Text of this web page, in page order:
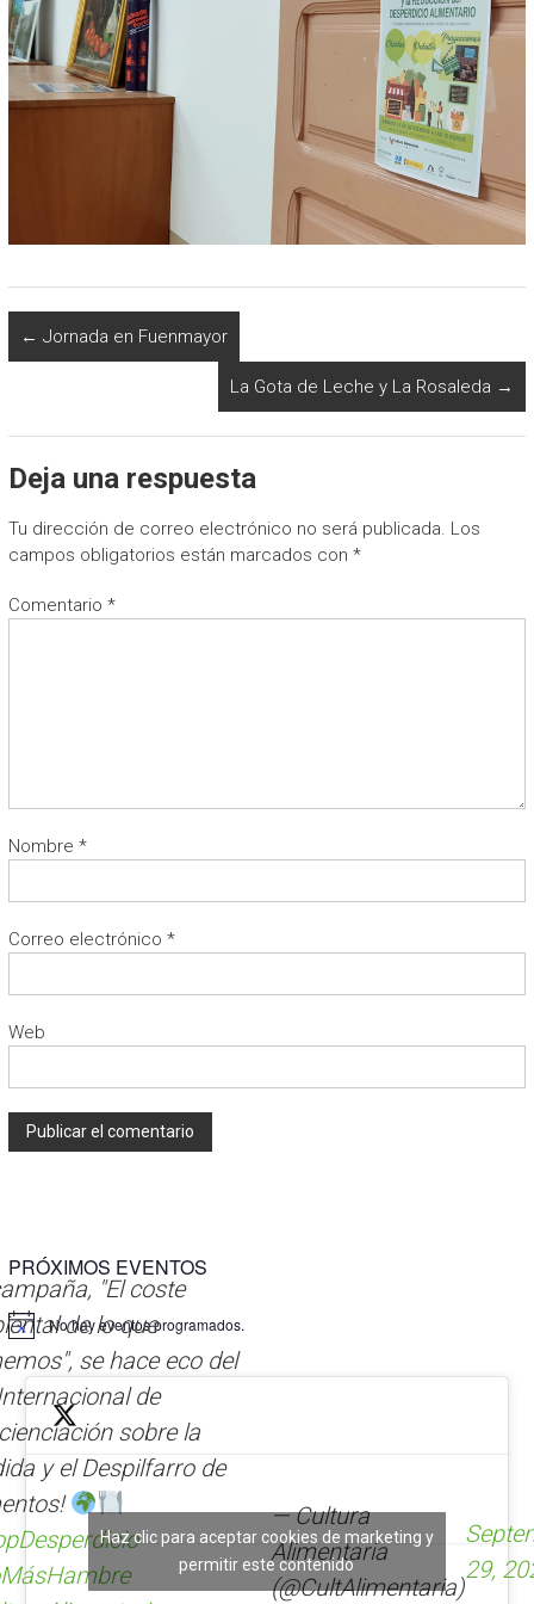
← Jornada en Fuenmayor
La Gota de Leche y La Rosaleda →
Deja una respuesta
Tu dirección de correo electrónico no será publicada. Los
campos obligatorios están marcados con *
Comentario *
Nombre *
Correo electrónico *
Web
e
r
n
a
t
i
v
:
PRÓXIMOS EVENTOS
No hay eventos programados.
"El coste
de lo que
se hace eco del
de
sobre la
y el Despilfarro de
— Cultura
Alimentaria
(@CultAlimentaria)
29,
Haz clic para aceptar cookies de marketing y
permitir este contenido